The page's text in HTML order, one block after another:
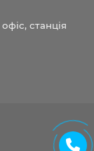
станція